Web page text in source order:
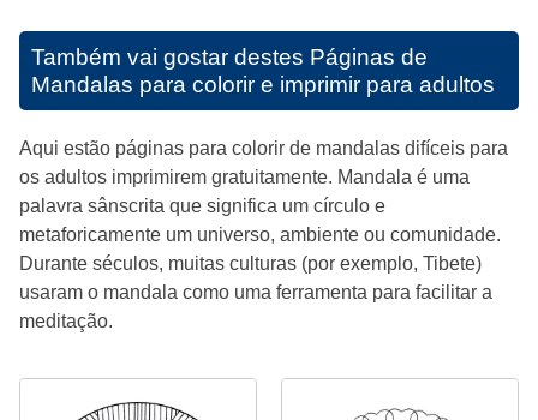
Também vai gostar destes Páginas de
Mandalas para colorir e imprimir para adultos
Aqui estão páginas para colorir de mandalas difíceis para
os adultos imprimirem gratuitamente. Mandala é uma
palavra sânscrita que significa um círculo e
metaforicamente um universo, ambiente ou comunidade.
Durante séculos, muitas culturas (por exemplo, Tibete)
usaram o mandala como uma ferramenta para facilitar a
meditação.